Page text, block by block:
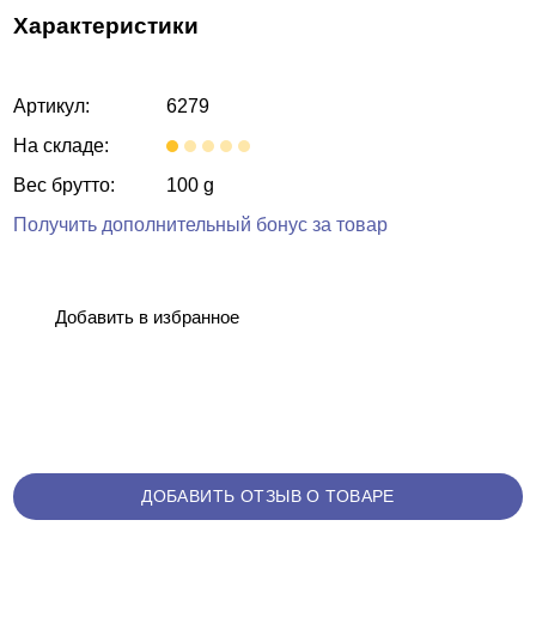
Характеристики
Артикул:
6279
На складе:
Вес брутто:
100 g
Получить дополнительный бонус за товар
Добавить в избранное
ДОБАВИТЬ ОТЗЫВ О ТОВАРЕ